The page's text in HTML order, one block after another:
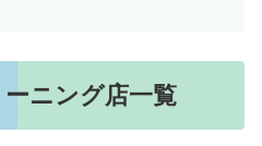
ニング店一覧